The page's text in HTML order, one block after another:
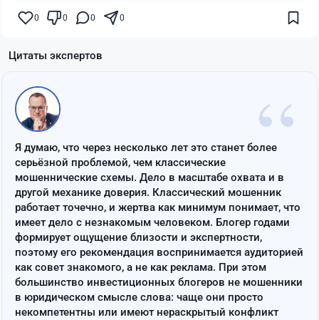
0 0 0 0
Цитаты экспертов
“
Я думаю, что через несколько лет это станет более
серьёзной проблемой, чем классические
мошеннические схемы. Дело в масштабе охвата и в
другой механике доверия. Классический мошенник
работает точечно, и жертва как минимум понимает, что
имеет дело с незнакомым человеком. Блогер годами
формирует ощущение близости и экспертности,
поэтому его рекомендация воспринимается аудиторией
как совет знакомого, а не как реклама. При этом
большинство инвестиционных блогеров не мошенники
в юридическом смысле слова: чаще они просто
некомпетентны или имеют нераскрытый конфликт